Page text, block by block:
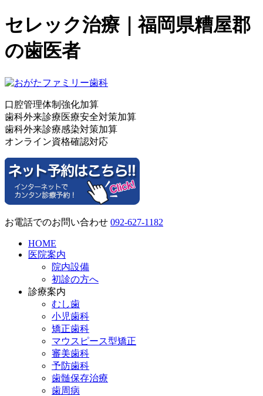
セレック治療｜福岡県糟屋郡
の歯医者
口腔管理体制強化加算
歯科外来診療医療安全対策加算
歯科外来診療感染対策加算
オンライン資格確認対応
お電話でのお問い合わせ 092-627-1182
HOME
医院案内
院内設備
初診の方へ
診療案内
むし歯
小児歯科
矯正歯科
マウスピース型矯正
審美歯科
予防歯科
歯髄保存治療
歯周病